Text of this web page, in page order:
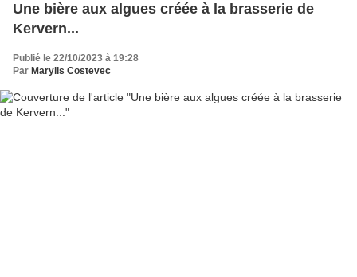
Une bière aux algues créée à la brasserie de
Kervern...
Publié le 22/10/2023 à 19:28
Par Marylis Costevec